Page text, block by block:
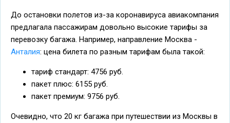
До остановки полетов из-за коронавируса авиакомпания
предлагала пассажирам довольно высокие тарифы за
перевозку багажа. Например, направление Москва -
Анталия: цена билета по разным тарифам была такой:
тариф стандарт: 4756 руб.
пакет плюс: 6155 руб.
пакет премиум: 9756 руб.
Очевидно, что 20 кг багажа при путешествии из Москвы в